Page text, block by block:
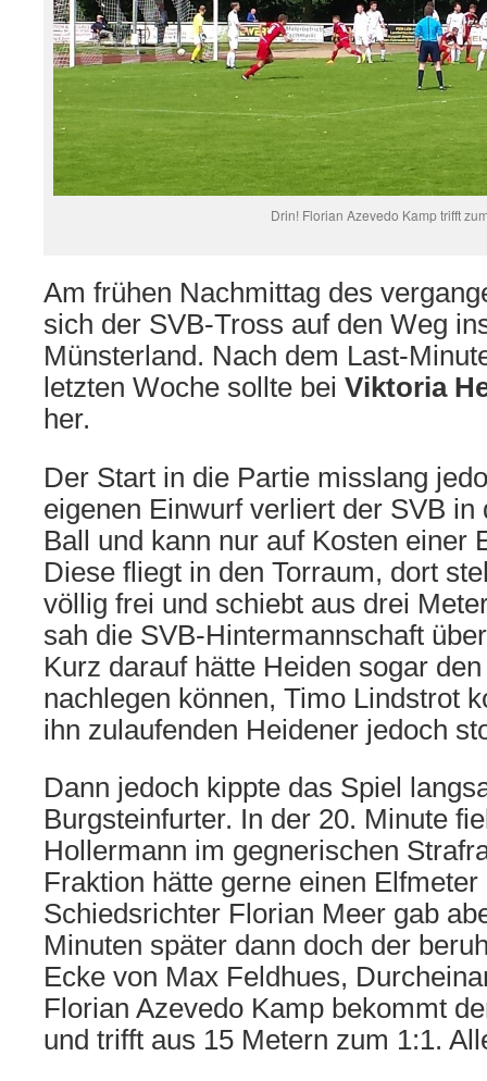
Drin! Florian Azevedo Kamp trifft
Am frühen Nachmittag des
sich der SVB-Tross auf den Weg
Münsterland. Nach dem Last-
letzten Woche sollte bei Viktoria
her.
Der Start in die Partie misslang
eigenen Einwurf verliert der SVB in
Ball und kann nur auf Kosten einer
Diese fliegt in den Torraum, dort
völlig frei und schiebt aus drei
sah die SVB-Hintermannschaft
Kurz darauf hätte Heiden sogar
nachlegen können, Timo Lindstrot
ihn zulaufenden Heidener jedoch
Dann jedoch kippte das Spiel
Burgsteinfurter. In der 20. Minute
Hollermann im gegnerischen
Fraktion hätte gerne einen
Schiedsrichter Florian Meer gab
Minuten später dann doch der
Ecke von Max Feldhues,
Florian Azevedo Kamp bekommt
und trifft aus 15 Metern zum 1:1.